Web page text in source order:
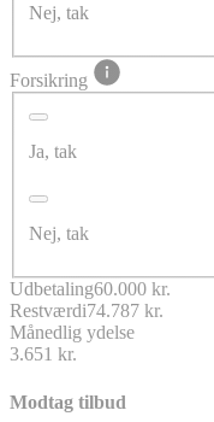
Nej, tak
Forsikring
Ja, tak
Nej, tak
Udbetaling60.000 kr.
Restværdi74.787 kr.
Månedlig ydelse
3.651 kr.
Modtag tilbud